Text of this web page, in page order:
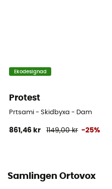
MVTR (andningsnivå)
Snödamasker
Ja
Ekodesignad
Protest
Prtsami - Skidbyxa - Dam
861,46 kr 1149,00 kr -25%
Samlingen Ortovox